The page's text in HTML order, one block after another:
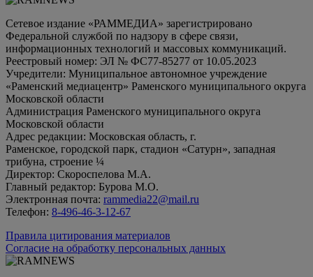
Сетевое издание «РАММЕДИА» зарегистрировано
Федеральной службой по надзору в сфере связи,
информационных технологий и массовых коммуникаций.
Реестровый номер: ЭЛ № ФС77-85277 от 10.05.2023
Учредители: Муниципальное автономное учреждение
«Раменский медиацентр» Раменского муниципального округа
Московской области
Администрация Раменского муниципального округа
Московской области
Адрес редакции: Московская область, г.
Раменское, городской парк, стадион «Сатурн», западная
трибуна, строение ¼
Директор: Скороспелова М.А.
Главный редактор: Бурова М.О.
Электронная почта: rammedia22@mail.ru
Телефон: 8-496-46-3-12-67
Правила цитирования материалов
Согласие на обработку персональных данных